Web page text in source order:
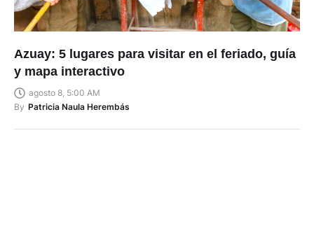
Azuay: 5 lugares para visitar en el feriado, guía
y mapa interactivo
agosto 8, 5:00 AM
By Patricia Naula Herembás